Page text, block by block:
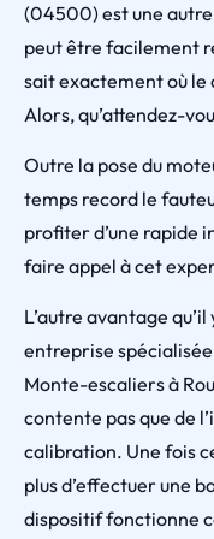
(04500) est une
peut être facilement
sait exactement où
Alors, qu’attendez-
Outre la pose du
temps record le
profiter d’une rapide
faire appel à cet
L’autre avantage
entreprise
Monte-escaliers à
contente pas que de
calibration. Une fois
plus d’effectuer une
dispositif fonctionne